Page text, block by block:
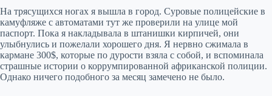
На трясущихся ногах я вышла в город. Суровые полицейские в
камуфляже с автоматами тут же проверили на улице мой
паспорт. Пока я накладывала в штанишки кирпичей, они
улыбнулись и пожелали хорошего дня. Я нервно сжимала в
кармане 300$, которые по дурости взяла с собой, и вспоминала
страшные истории о коррумпированной африканской полиции.
Однако ничего подобного за месяц замечено не было.